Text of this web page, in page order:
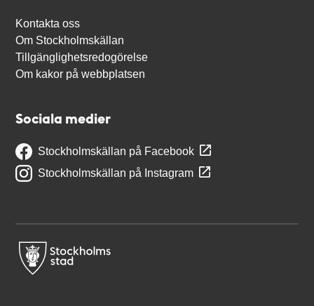
Kontakta oss
Om Stockholmskällan
Tillgänglighetsredogörelse
Om kakor på webbplatsen
Sociala medier
Stockholmskällan på Facebook
Stockholmskällan på Instagram